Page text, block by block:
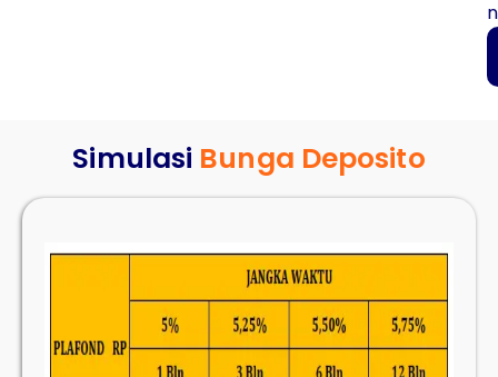
n
Simulasi Bunga Deposito